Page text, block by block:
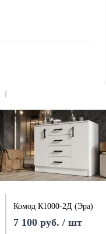
Комод К1000-2Д (Эра)
7 100 руб. / шт